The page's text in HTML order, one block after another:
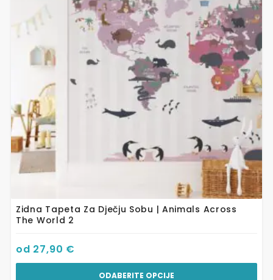
Zidna Tapeta Za Dječju Sobu | Animals Across
The World 2
od 27,90 €
ODABERITE OPCIJE
Opcije
mogu
odabrati
stranici
proizvoda